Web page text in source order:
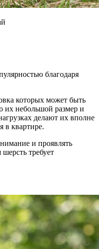
благодаря
которых может быть
их небольшой размер и
делают их вполне
в квартире.
и проявлять
требует